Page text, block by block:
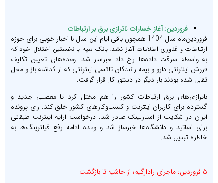
فروردین: آغاز خسارات ناترازی برق بر ارتباطات
فروردین‌ماه سال 1404 همچون باقی ایام این سال با اخبار خوبی برای حوزه
ارتباطات و فناوری اطلاعات آغاز نشد. بانک سپه با نخستین اختلال خود که
به واسطه سرقت داده‌ها رخ داد خبرساز شد. وعده‌های تعیین تکلیف
فروش اینترنتی دارو و بیمه رانندگان تاکسی اینترنتی که از گذشته باز و محل
تقابل شده بودند بار دیگر در دستور کار قرار گرفت.
ناترازی‌های برق ارتباطات کشور را هم مختل کرد تا معضلی جدید و
گسترده برای کاربران اینترنت و کسب‌وکارهای کشور خلق کند. رای پرونده
ایران در شکایت از استارلینک صادر شد. درخواست ارایه اینترنت طبقاتی
برای اساتید و دانشگاه‌ها خبرساز شد و وعده ادامه رفع فیلترینگ‌ها به
خاطره تبدیل شد.
۵ فروردین: ماجرای رادارگیم؛ از حاشیه تا بازگشت